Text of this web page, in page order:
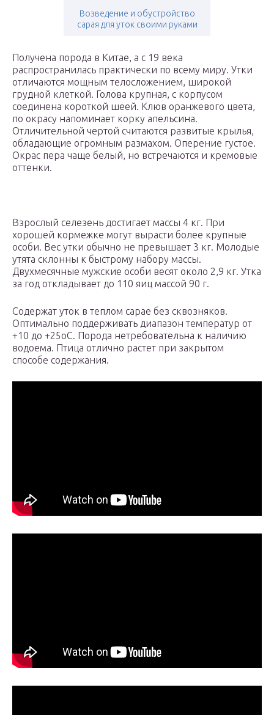
Возведение и обустройство
сарая для уток своими руками
Получена порода в Китае, а с 19 века
распространилась практически по всему миру. Утки
отличаются мощным телосложением, широкой
грудной клеткой. Голова крупная, с корпусом
соединена короткой шеей. Клюв оранжевого цвета,
по окрасу напоминает корку апельсина.
Отличительной чертой считаются развитые крылья,
обладающие огромным размахом. Оперение густое.
Окрас пера чаще белый, но встречаются и кремовые
оттенки.
Взрослый селезень достигает массы 4 кг. При
хорошей кормежке могут вырасти более крупные
особи. Вес утки обычно не превышает 3 кг. Молодые
утята склонны к быстрому набору массы.
Двухмесячные мужские особи весят около 2,9 кг. Утка
за год откладывает до 110 яиц массой 90 г.
Содержат уток в теплом сарае без сквозняков.
Оптимально поддерживать диапазон температур от
+10 до +25оС. Порода нетребовательна к наличию
водоема. Птица отлично растет при закрытом
способе содержания.